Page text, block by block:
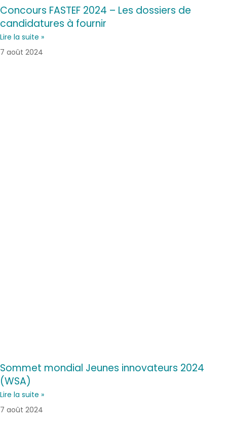
Concours FASTEF 2024 – Les dossiers de
candidatures à fournir
Lire la suite »
7 août 2024
Sommet mondial Jeunes innovateurs 2024
(WSA)
Lire la suite »
7 août 2024